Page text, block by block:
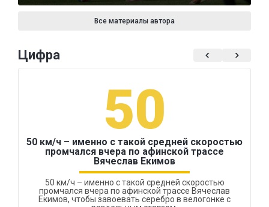
Все материалы автора
Цифра
50
50 км/ч – именно с такой средней скоростью
промчался вчера по афинской трассе
Вячеслав Екимов
50 км/ч – именно с такой средней скоростью
промчался вчера по афинской трассе Вячеслав
Екимов, чтобы завоевать серебро в велогонке с